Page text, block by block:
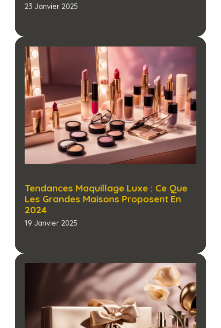
23 Janvier 2025
Tendances Maquillage Luxe : Ce Que
Les Grandes Maisons Proposent En
2024
19 Janvier 2025